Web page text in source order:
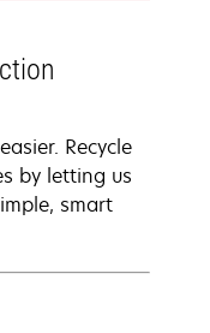
Recycle
by letting us
smart